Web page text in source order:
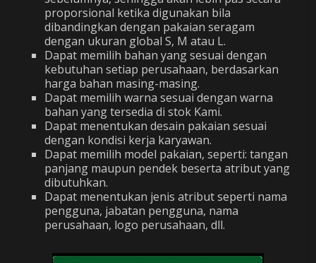
proporsional ketika digunakan bila
dibandingkan dengan pakaian seragam
dengan ukuran global S, M atau L.
Dapat memilih bahan yang sesuai dengan
kebutuhan setiap perusahaan, berdasarkan
harga bahan masing-masing.
Dapat memilih warna sesuai dengan warna
bahan yang tersedia di stok Kami.
Dapat menentukan desain pakaian sesuai
dengan kondisi kerja karyawan.
Dapat memilih model pakaian, seperti: tangan
panjang maupun pendek beserta atribut yang
dibutuhkan.
Dapat menentukan jenis atribut seperti nama
pengguna, jabatan pengguna, nama
perusahaan, logo perusahaan, dll.